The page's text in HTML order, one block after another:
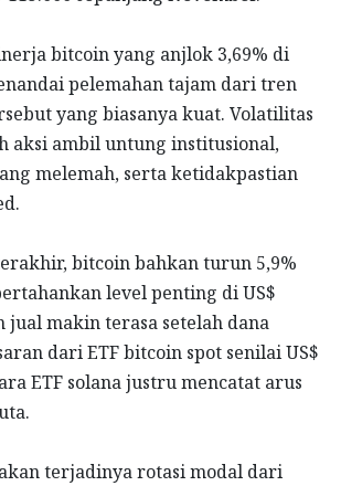
bitcoin yang anjlok 3,69% di
pelemahan tajam dari tren
yang biasanya kuat. Volatilitas
aksi ambil untung institusional,
melemah, serta ketidakpastian
bitcoin bahkan turun 5,9%
level penting di US$
jual makin terasa setelah dana
dari ETF bitcoin spot senilai US$
ETF solana justru mencatat arus
terjadinya rotasi modal dari